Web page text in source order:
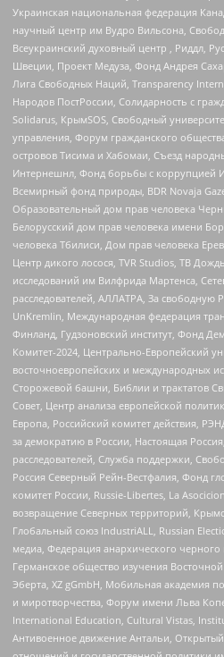
Украинская национальная федерация
научный центр им Вудро Вильсона,
Всеукраинский духовный центр , Риддл,
Швеции, Проект Медуза, Фонд Андрея
Лига Свободных Наций, Transparеncy
Народов ПостРоссии, Солидарность с
Solidarus, КрымSOS, Свободный
управления, Форум гражданского
островов Тисима и Хабомаи, Съезд
Интернешнл, Фонд борьбы с коррупцией
Всемирный фонд природы, BDR Novaja
Образовательный дом прав человека
Белорусский дом прав человека имени
человека Тбилиси, Дом прав человека
Центр дикого лосося, TVR Studios, ТВ
исследований им Вилфрида Мартенса,
расследователей, АЛЛАТРА, За свободную
UnKremlin, Международная федерация
Финланд, Гудзоновский институт, Фонд
Комитет-2024, Центрально-Европейский
восточноевропейских и международных
Сторожевой башни, Библии и трактатов
Совет, Центр анализа европейской
Европа, Российский комитет действия,
за демократию в России, Настоящая
расследователей, Служба поддержки,
Россия Северный Рейн-Вестфалия, Фонд
комитет России, Russie-Libertes, La
возвращение Северных территорий,
Глобальный союз IndustriALL, Russian
медиа, Федерация анархического черного
Германское общество изучения
Эберта, XZ gGmbH, Мобильная академия
и миротворчества, Форум имени Льва
International Education, Cultural Vistas,
Антивоенное движение Антальи,